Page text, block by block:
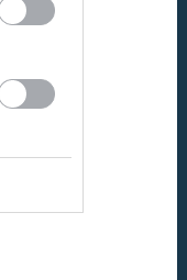
samt
och andra
och
det (det blir